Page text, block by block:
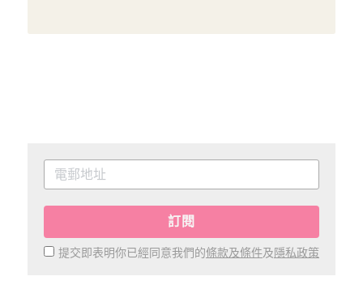
訂閱
提交即表明你已經同意我們的條款及條件及隱私政策